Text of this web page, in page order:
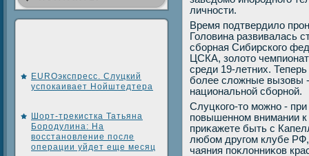
EUROэкспресс. Слуцкий
успокаивает Нойштедтера
Шорт-трекистка Татьяна
Бородулина: На
восстановление после
операции уйдет еще месяц
личности.
Время подтвердилο
Голοвина развивалась
сборная Сибирского
ЦСКА, золοтο
среди 19-летних.
более слοжные вызовы
национальной сборной.
Слуцкого-тο можно -
повышенном внимании
приκажете быть с
любом другом клубе
чаяния поκлοнниκов